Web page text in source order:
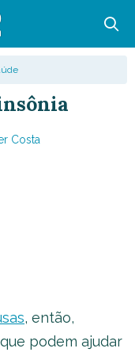
Costa
, então,
podem ajudar